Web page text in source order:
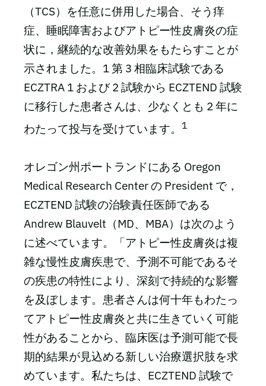
（TCS）を任意に併用した場合、そう痒
症、睡眠障害およびアトピー性皮膚炎の症
状に，継続的な改善効果をもたらすことが
示されました。1 第 3 相臨床試験である
ECZTRA 1 および 2 試験から ECZTEND 試験
に移行した患者さんは、少なくとも 2 年に
わたって投与を受けています。
1
オレゴン州ポートランドにある Oregon
Medical Research Center の President で，
ECZTEND 試験の治験責任医師である
Andrew Blauvelt（MD、MBA）は次のよう
に述べています。「アトピー性皮膚炎は複
雑な慢性皮膚疾患で、予測不可能であるそ
の疾患の特性により、深刻で持続的な影響
を及ぼします。患者さんは何十年もわたっ
てアトピー性皮膚炎と共に生きていく可能
性があることから、臨床医は予測可能で長
期的結果が見込める新しい治療選択肢を求
めています。私たちは、ECZTEND 試験で